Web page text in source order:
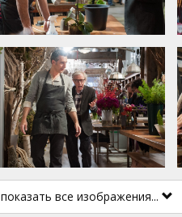
показать все изображения...